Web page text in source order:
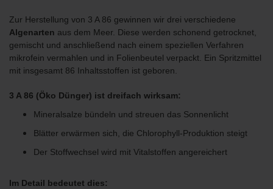
Zur Herstellung von 3 A 86 gewinnen wir drei verschiedene
Algenarten aus dem Meer. Diese werden schonend getrocknet,
gemischt und anschließend nach einem speziellen Verfahren
mikrofein vermahlen und in Folienbeutel verpackt. Ein Spritzmittel
mit insgesamt 86 Inhaltsstoffen ist geboren.
3 A 86 (Öko Dünger) ist dreifach wirksam:
Mineralsalze bündeln und streuen das Sonnenlicht
Blätter erwärmen sich, die Chlorophyll-Produktion steigt
Der Stoffwechsel wird mit Vitalstoffen angereichert
Im Detail bedeutet dies: